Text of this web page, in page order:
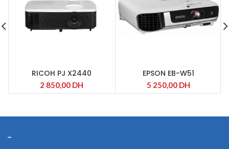
RICOH PJ X2440
2 850,00 DH
EPSON EB-W51
5 250,00 DH